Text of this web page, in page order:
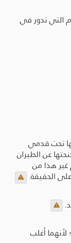
التي تدور في
تحت قدمي
عن الطيران
غير هذا من
الحقيقة.
لأنهما أغلب